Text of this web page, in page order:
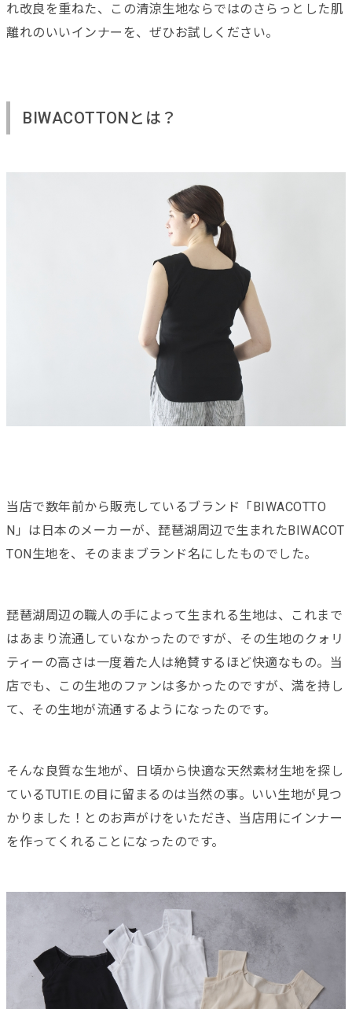
れ改良を重ねた、この清涼生地ならではのさらっとした肌
離れのいいインナーを、ぜひお試しください。
BIWACOTTONとは？
当店で数年前から販売しているブランド「BIWACOTTO
N」は日本のメーカーが、琵琶湖周辺で生まれたBIWACOT
TON生地を、そのままブランド名にしたものでした。
琵琶湖周辺の職人の手によって生まれる生地は、これまで
はあまり流通していなかったのですが、その生地のクォリ
ティーの高さは一度着た人は絶賛するほど快適なもの。当
店でも、この生地のファンは多かったのですが、満を持し
て、その生地が流通するようになったのです。
そんな良質な生地が、日頃から快適な天然素材生地を探し
ているTUTIE.の目に留まるのは当然の事。いい生地が見つ
かりました！とのお声がけをいただき、当店用にインナー
を作ってくれることになったのです。